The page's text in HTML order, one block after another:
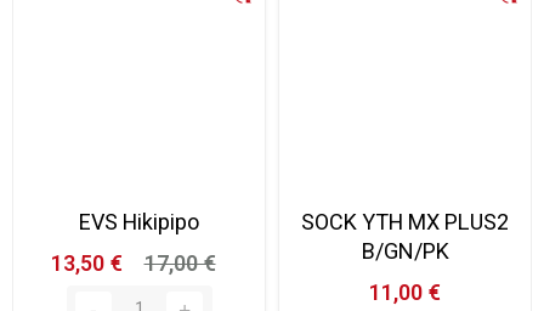
EVS Hikipipo
13,50 €
17,00 €
SOCK YTH MX PLUS2
B/GN/PK
11,00 €